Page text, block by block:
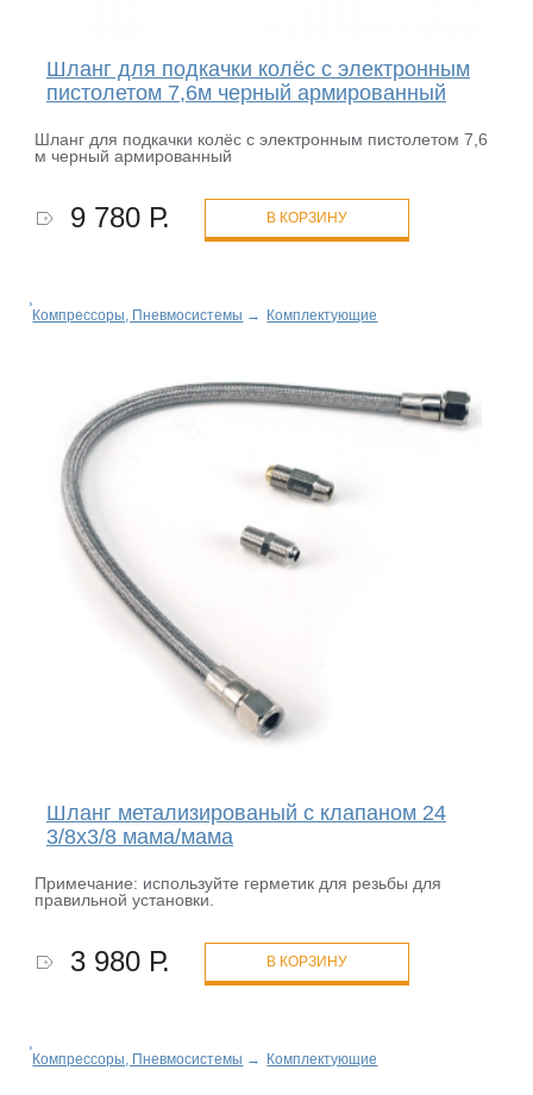
Шланг для подкачки колёс с электронным
пистолетом 7,6м черный армированный
Шланг для подкачки колёс с электронным пистолетом 7,6
м черный армированный
9 780 Р. В КОРЗИНУ
Компрессоры, Пневмосистемы → Комплектующие
Шланг метализированый с клапаном 24
3/8х3/8 мама/мама
Примечание: используйте герметик для резьбы для
правильной установки.
3 980 Р. В КОРЗИНУ
Компрессоры, Пневмосистемы → Комплектующие